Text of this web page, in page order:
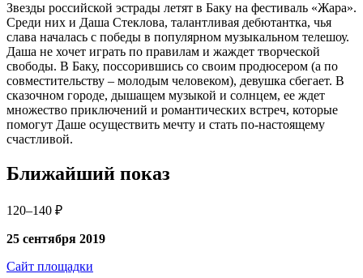
Звезды российской эстрады летят в Баку на фестиваль «Жара».
Среди них и Даша Стеклова, талантливая дебютантка, чья
слава началась с победы в популярном музыкальном телешоу.
Даша не хочет играть по правилам и жаждет творческой
свободы. В Баку, поссорившись со своим продюсером (а по
совместительству – молодым человеком), девушка сбегает. В
сказочном городе, дышащем музыкой и солнцем, ее ждет
множество приключений и романтических встреч, которые
помогут Даше осуществить мечту и стать по-настоящему
счастливой.
Ближайший показ
120–140 ₽
25 сентября 2019
Сайт площадки